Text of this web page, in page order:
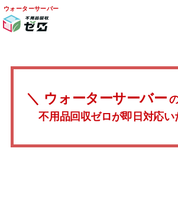
ウォーターサーバー
ウォーターサーバー
不用品回収ゼロが即日対応い